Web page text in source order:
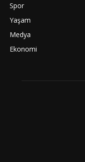
Spor
Yaşam
Medya
Ekonomi